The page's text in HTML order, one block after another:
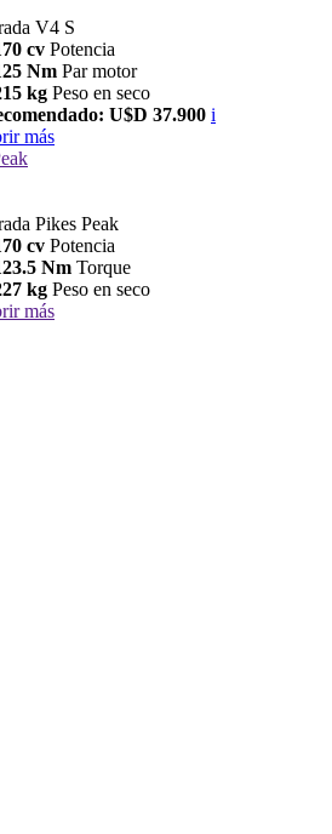
V4 S
cv Potencia
Nm Par motor
kg Peso en seco
U$D 37.900 i
más
Pikes Peak
cv Potencia
Nm Torque
kg Peso en seco
más